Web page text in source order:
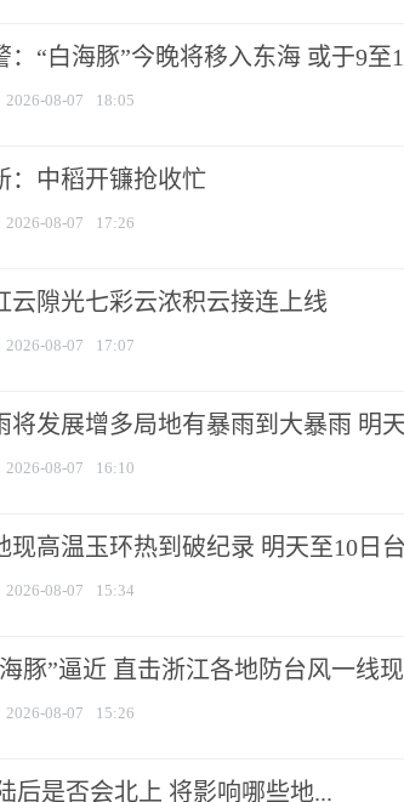
：“白海豚”今晚将移入东海 或于9至
2026-08-07 18:05
：中稻开镰抢收忙
2026-08-07 17:26
云隙光七彩云浓积云接连上线
2026-08-07 17:07
将发展增多局地有暴雨到大暴雨 明
2026-08-07 16:10
现高温玉环热到破纪录 明天至10日
2026-08-07 15:34
豚”逼近 直击浙江各地防台风一线
2026-08-07 15:26
后是否会北上 将影响哪些地...